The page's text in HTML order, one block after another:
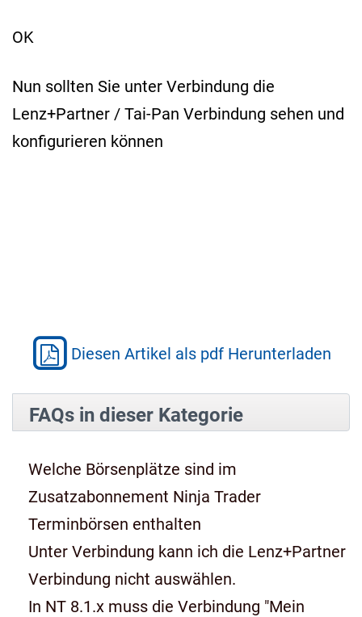
OK
Nun sollten Sie unter Verbindung die
Lenz+Partner / Tai-Pan Verbindung sehen und
konfigurieren können
Diesen Artikel als pdf Herunterladen
FAQs in dieser Kategorie
Welche Börsenplätze sind im
Zusatzabonnement Ninja Trader
Terminbörsen enthalten
Unter Verbindung kann ich die Lenz+Partner
Verbindung nicht auswählen.
In NT 8.1.x muss die Verbindung "Mein